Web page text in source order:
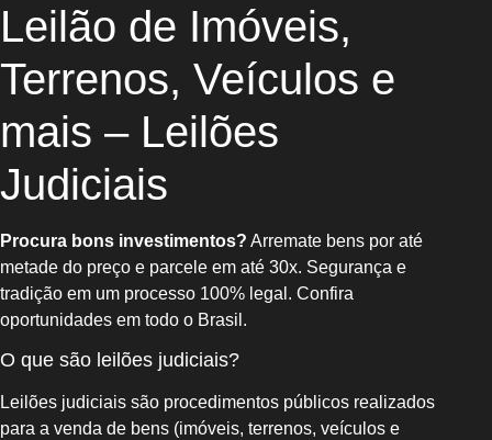
Leilão de Imóveis,
Terrenos, Veículos e
mais – Leilões
Judiciais
Procura bons investimentos? Arremate bens por até
metade do preço e parcele em até 30x. Segurança e
tradição em um processo 100% legal. Confira
oportunidades em todo o Brasil.
O que são leilões judiciais?
Leilões judiciais são procedimentos públicos realizados
para a venda de bens (imóveis, terrenos, veículos e